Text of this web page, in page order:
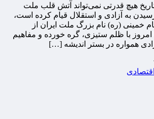
هیچ قدرتی نمی‌تواند آتش قلب ملت
به آزادی و استقلال قیام کرده است،
خمینی (ره) نام بزرگ ملت ایران از
با ظلم ستیزی، گره خورده و مفاهیم
همواره در بستر اندیشه […]